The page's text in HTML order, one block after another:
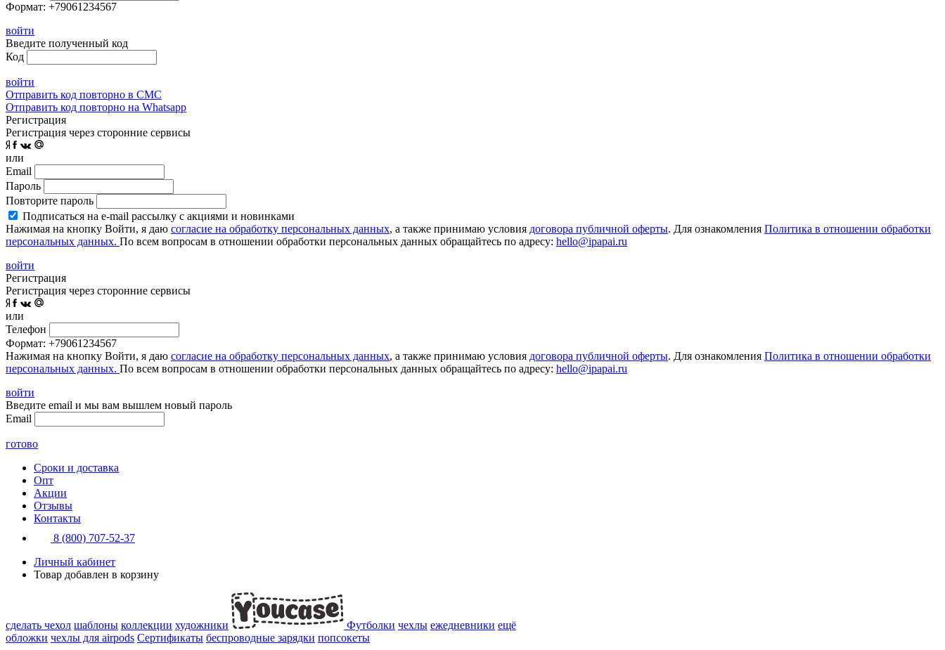
Формат: +79061234567
войти
Введите полученный код
Код
войти
Отправить код повторно в СМС
Отправить код повторно на Whatsapp
Регистрация
Регистрация через сторонние сервисы
или
Email
Пароль
Повторите пароль
Подписаться на e-mail рассылку с акциями и новинками
Нажимая на кнопку Войти, я даю согласие на обработку персональных данных, а также принимаю условия договора публичной оферты. Для ознакомления Политика в отношении обработки
персональных данных. По всем вопросам в отношении обработки персональных данных обращайтесь по адресу: hello@ipapai.ru
войти
Регистрация
Регистрация через сторонние сервисы
или
Телефон
Формат: +79061234567
Нажимая на кнопку Войти, я даю согласие на обработку персональных данных, а также принимаю условия договора публичной оферты. Для ознакомления Политика в отношении обработки
персональных данных. По всем вопросам в отношении обработки персональных данных обращайтесь по адресу: hello@ipapai.ru
войти
Введите email и мы вам вышлем новый пароль
Email
готово
Сроки и доставка
Опт
Акции
Отзывы
Контакты
8 (800) 707-52-37
Личный кабинет
Товар добавлен в корзину
сделать чехол шаблоны коллекции художники Футболки чехлы ежедневники ещё
обложки чехлы для airpods Сертификаты беспроводные зарядки попсокеты